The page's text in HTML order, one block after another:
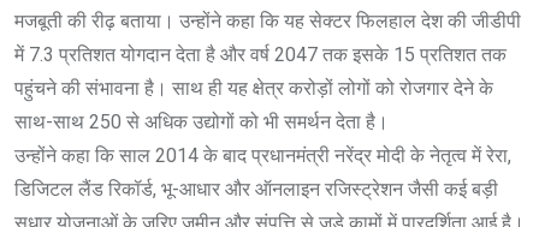
मजबूती की रीढ़ बताया। उन्होंने कहा कि यह सेक्टर फिलहाल देश की जीडीपी
में 7.3 प्रतिशत योगदान देता है और वर्ष 2047 तक इसके 15 प्रतिशत तक
पहुंचने की संभावना है। साथ ही यह क्षेत्र करोड़ों लोगों को रोजगार देने के
साथ-साथ 250 से अधिक उद्योगों को भी समर्थन देता है।
उन्होंने कहा कि साल 2014 के बाद प्रधानमंत्री नरेंद्र मोदी के नेतृत्व में रेरा,
डिजिटल लैंड रिकॉर्ड, भू-आधार और ऑनलाइन रजिस्ट्रेशन जैसी कई बड़ी